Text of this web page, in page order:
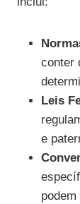
conter
Leis
e